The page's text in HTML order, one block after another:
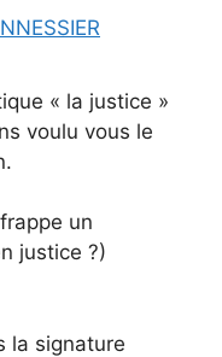
« la justice »
voulu vous le
un
justice ?)
la signature